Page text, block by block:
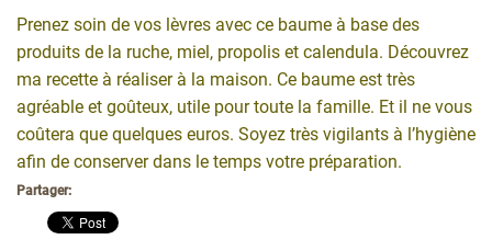
Prenez soin de vos lèvres avec ce baume à base des
produits de la ruche, miel, propolis et calendula. Découvrez
ma recette à réaliser à la maison. Ce baume est très
agréable et goûteux, utile pour toute la famille. Et il ne vous
coûtera que quelques euros. Soyez très vigilants à l’hygiène
afin de conserver dans le temps votre préparation.
Partager: